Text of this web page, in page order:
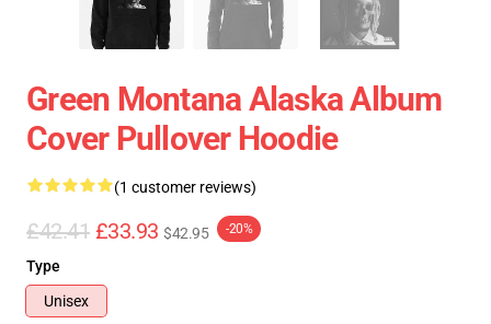
Green Montana Alaska Album
Cover Pullover Hoodie
(1 customer reviews)
£42.41 £33.93 $42.95 -20%
Type
Unisex